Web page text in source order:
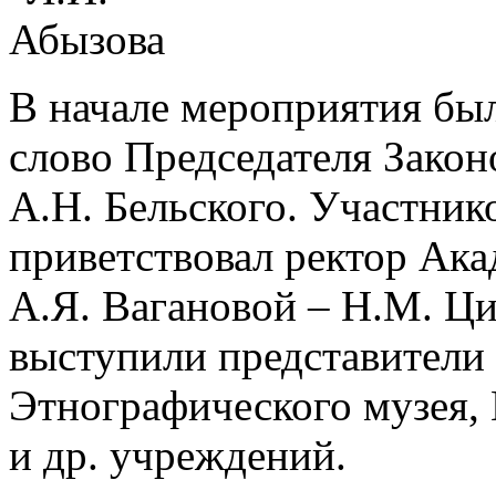
В начале мероприятия
слово Председателя
А.Н. Бельского.
приветствовал ректор
А.Я. Вагановой – Н.М.
выступили
Этнографического
и др. учреждений.